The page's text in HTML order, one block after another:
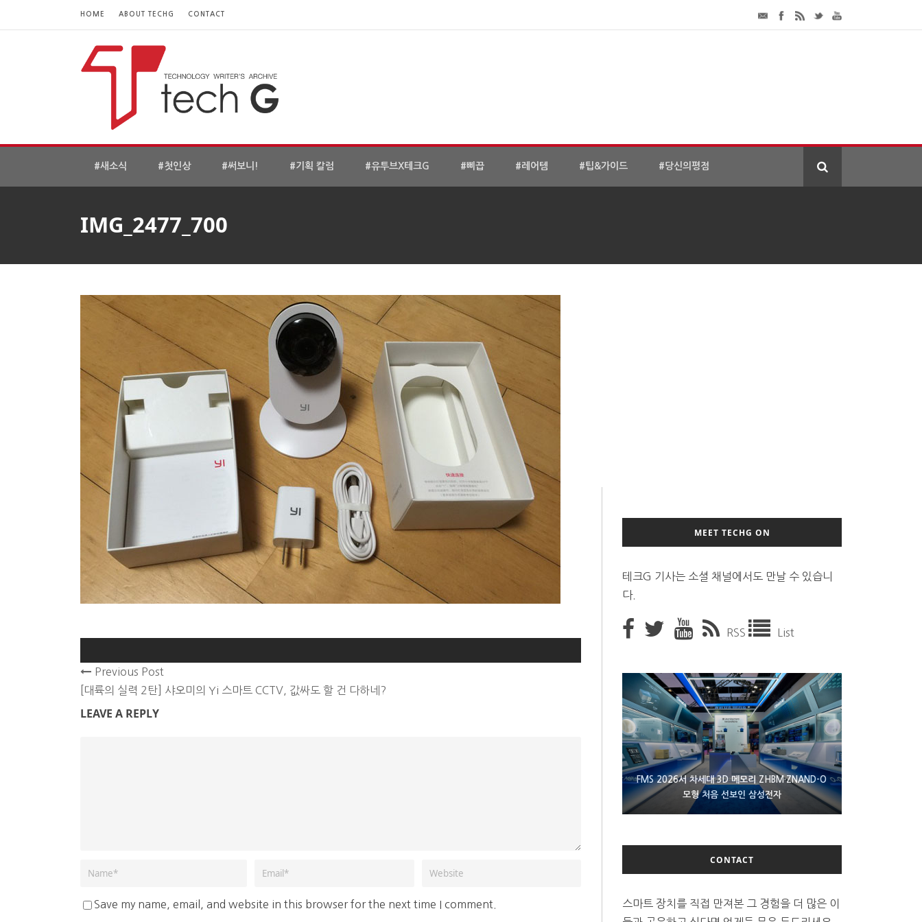
HOME ABOUT TECHG CONTACT
#새소식 #첫인상 #써보니! #기획 칼럼 #유투브X테크G #삐끕 #레어템 #팁&가이드 #당신의평점
IMG_2477_700
Previous Post
[대륙의 실력 2탄] 샤오미의 Yi 스마트 CCTV, 값싸도 할 건 다하네?
LEAVE A REPLY
Save my name, email, and website in this browser for the next time I comment.
MEET TECHG ON
테크G 기사는 소셜 채널에서도 만날 수 있습니
다.
RSS List
FMS 2026서 차세대 3D 메모리 ZHBM·ZNAND-O
모형 처음 선보인 삼성전자
에이수스 구글북 ‘CX9406’ 제품 이미지 유출
XBOX 25주년 맞아 무료 선물 나누는 마이크로소프
트
CONTACT
스마트 장치를 직접 만져본 그 경험을 더 많은 이